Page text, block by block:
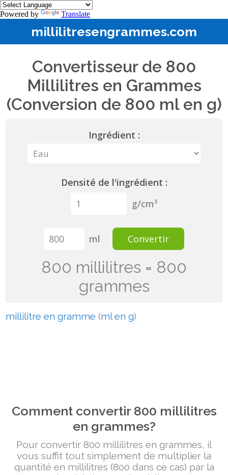
Powered by Translate
millilitresengrammes.com
Convertisseur de 800
Millilitres en Grammes
(Conversion de 800 ml en g)
Ingrédient :
Densité de l'ingrédient :
g/cm³
ml Convertir
800 millilitres = 800
grammes
millilitre en gramme (ml en g)
Comment convertir 800 millilitres
en grammes?
Pour convertir 800 millilitres en grammes, il
vous suffit tout simplement de multiplier la
quantité en millilitres (800 dans ce cas) par la